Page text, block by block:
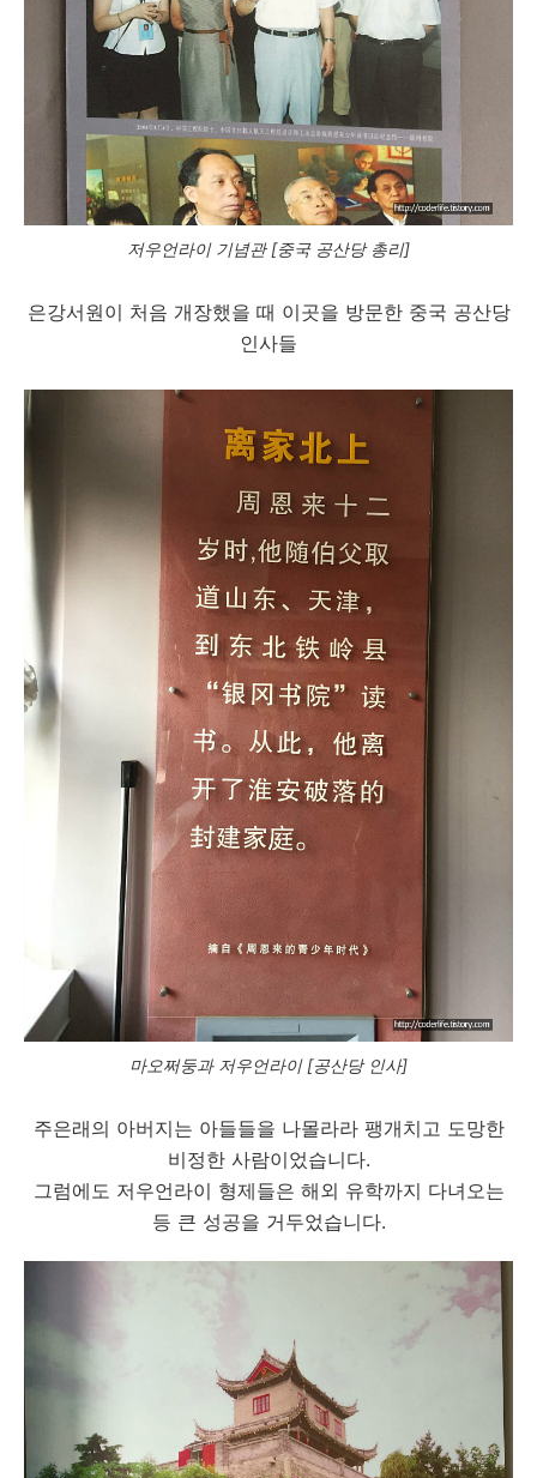
저우언라이 기념관 [중국 공산당 총리]
은강서원이 처음 개장했을 때 이곳을 방문한 중국 공산당
인사들
마오쩌둥과 저우언라이 [공산당 인사]
주은래의 아버지는 아들들을 나몰라라 팽개치고 도망한
비정한 사람이었습니다.
그럼에도 저우언라이 형제들은 해외 유학까지 다녀오는
등 큰 성공을 거두었습니다.